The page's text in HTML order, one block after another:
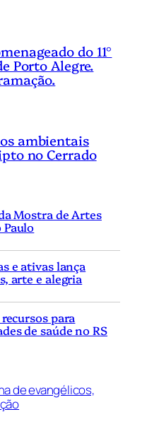
do 11°
Porto Alegre.
ambientais
no Cerrado
Mostra de Artes
Paulo
e ativas lança
arte e alegria
para
de saúde no RS
de evangélicos,